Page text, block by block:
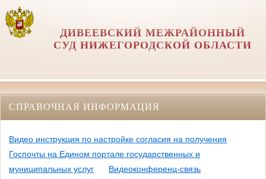
ДИВЕЕВСКИЙ МЕЖРАЙОННЫЙ
СУД НИЖЕГОРОДСКОЙ ОБЛАСТИ
СПРАВОЧНАЯ ИНФОРМАЦИЯ
Видео инструкция по настройке согласия на получения
Госпочты на Едином портале государственных и
муниципальных услуг
Видеоконференц-связь